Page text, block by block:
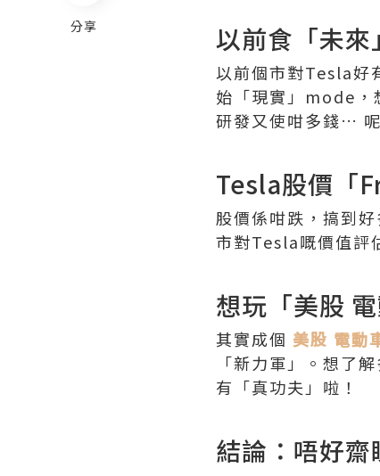
分享 以前食「未來
以前個市對Tesla好
始「現實」mode，
研發又使咁多錢…
Tesla股價「
股價係咁跌，搞到
市對Tesla嘅價值評
想玩「美股
其實成個 美股 電動
「新力軍」。想了
有「真功夫」啦！
結論：唔好齋